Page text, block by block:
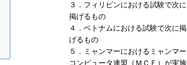
３．フィリピンにおける試験で次に
掲げるもの
４．ベトナムにおける試験で次に掲
げるもの
５．ミャンマーにおけるミャンマー
コンピュータ連盟（ＭＣＦ）が実施